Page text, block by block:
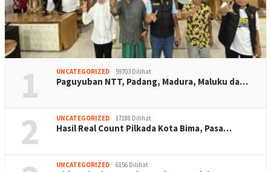
1 UNCATEGORIZED 59703 Dilihat
Paguyuban NTT, Padang, Madura, Maluku da…
2 UNCATEGORIZED 17188 Dilihat
Hasil Real Count Pilkada Kota Bima, Pasa…
UNCATEGORIZED 6156 Dilihat